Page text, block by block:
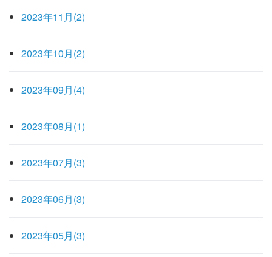
2023年11月(2)
2023年10月(2)
2023年09月(4)
2023年08月(1)
2023年07月(3)
2023年06月(3)
2023年05月(3)